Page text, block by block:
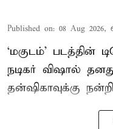
Published on: 08 Aug 2026,
‘மகுடம்’ படத்தின்
நடிகர் விஷால்
தன்ஷிகாவுக்கு